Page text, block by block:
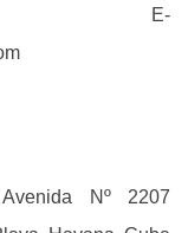
E-
Nº 2207